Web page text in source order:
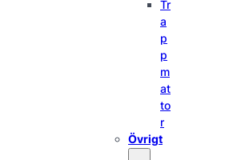
Tr
a
p
p
m
at
to
r
Övrigt